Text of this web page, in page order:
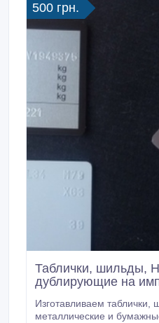
500 грн.
Таблички, шильды,
дублирующие на
Изготавливаем таблички, шильды, бирки,
металлические и бумажные, наклейки